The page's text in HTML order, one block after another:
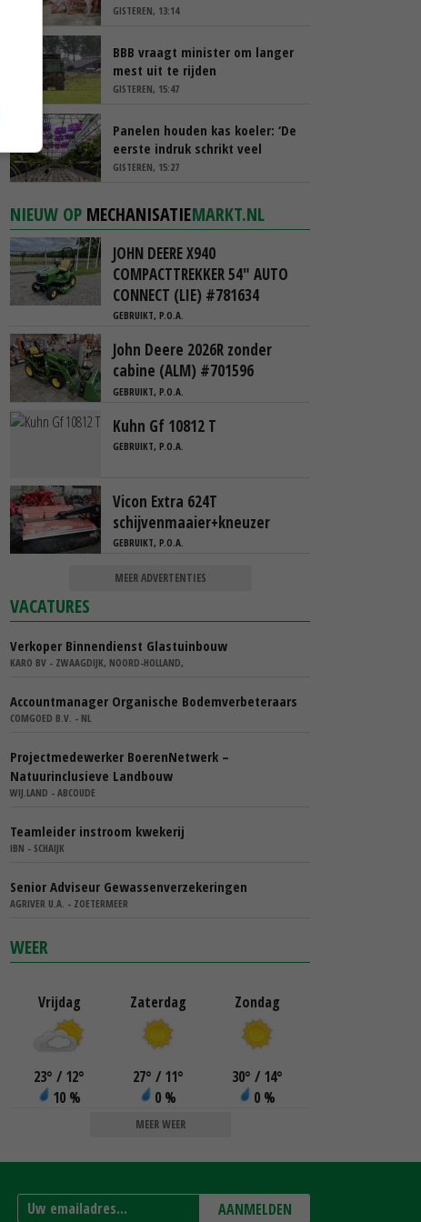
GISTEREN, 13:14
BBB vraagt minister om langer
mest uit te rijden
GISTEREN, 15:47
Panelen houden kas koeler: ‘De
eerste indruk schrikt veel
tuinders af’
GISTEREN, 15:27
NIEUW OP MECHANISATIEMARKT.NL
JOHN DEERE X940
COMPACTTREKKER 54" AUTO
CONNECT (LIE) #781634
GEBRUIKT, P.O.A.
John Deere 2026R zonder
cabine (ALM) #701596
GEBRUIKT, P.O.A.
Kuhn Gf 10812 T
GEBRUIKT, P.O.A.
Vicon Extra 624T
schijvenmaaier+kneuzer
GEBRUIKT, P.O.A.
MEER ADVERTENTIES
VACATURES
Verkoper Binnendienst Glastuinbouw
KARO BV - ZWAAGDIJK, NOORD-HOLLAND,
Accountmanager Organische Bodemverbeteraars
COMGOED B.V. - NL
Projectmedewerker BoerenNetwerk –
Natuurinclusieve Landbouw
WIJ.LAND - ABCOUDE
Teamleider instroom kwekerij
IBN - SCHAIJK
Senior Adviseur Gewassenverzekeringen
AGRIVER U.A. - ZOETERMEER
WEER
Vrijdag
23° / 12°
10 %
Zaterdag
27° / 11°
0 %
Zondag
30° / 14°
0 %
MEER WEER
AANMELDEN